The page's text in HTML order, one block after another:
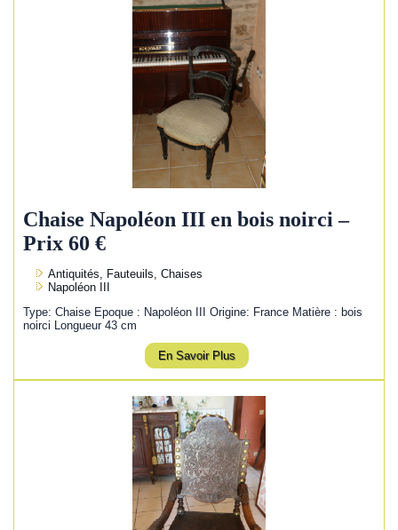
Chaise Napoléon III en bois noirci –
Prix 60 €
Antiquités, Fauteuils, Chaises
Napoléon III
Type: Chaise Epoque : Napoléon III Origine: France Matière : bois
noirci Longueur 43 cm
En Savoir Plus